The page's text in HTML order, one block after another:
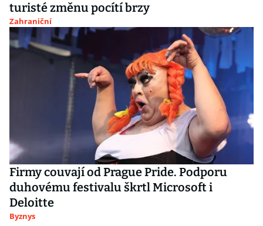
turisté změnu pocítí brzy
Zahraniční
Firmy couvají od Prague Pride. Podporu
duhovému festivalu škrtl Microsoft i
Deloitte
Byznys